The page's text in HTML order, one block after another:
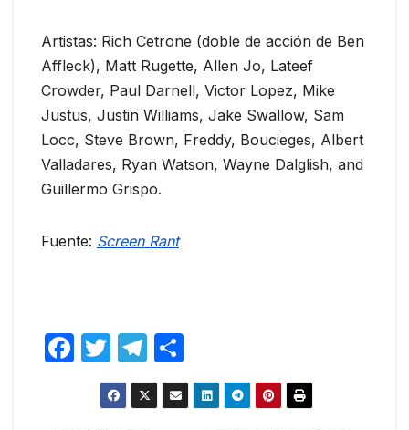
Artistas: Rich Cetrone (doble de acción de Ben
Affleck), Matt Rugette, Allen Jo, Lateef
Crowder, Paul Darnell, Victor Lopez, Mike
Justus, Justin Williams, Jake Swallow, Sam
Locc, Steve Brown, Freddy, Boucieges, Albert
Valladares, Ryan Watson, Wayne Dalglish, and
Guillermo Grispo.
Fuente: Screen Rant
F
T
w
itt
T
el
e
o
m